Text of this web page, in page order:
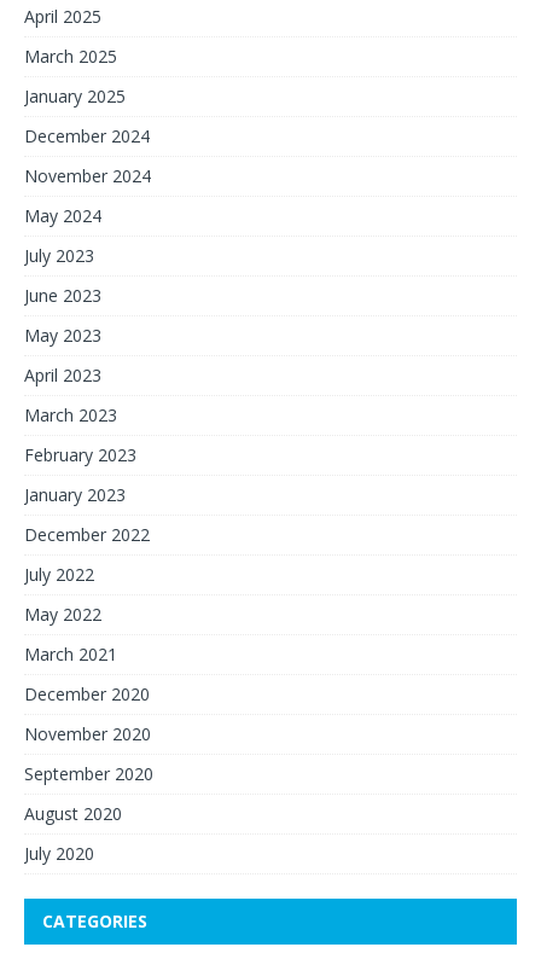
April 2025
March 2025
January 2025
December 2024
November 2024
May 2024
July 2023
June 2023
May 2023
April 2023
March 2023
February 2023
January 2023
December 2022
July 2022
May 2022
March 2021
December 2020
November 2020
September 2020
August 2020
July 2020
CATEGORIES